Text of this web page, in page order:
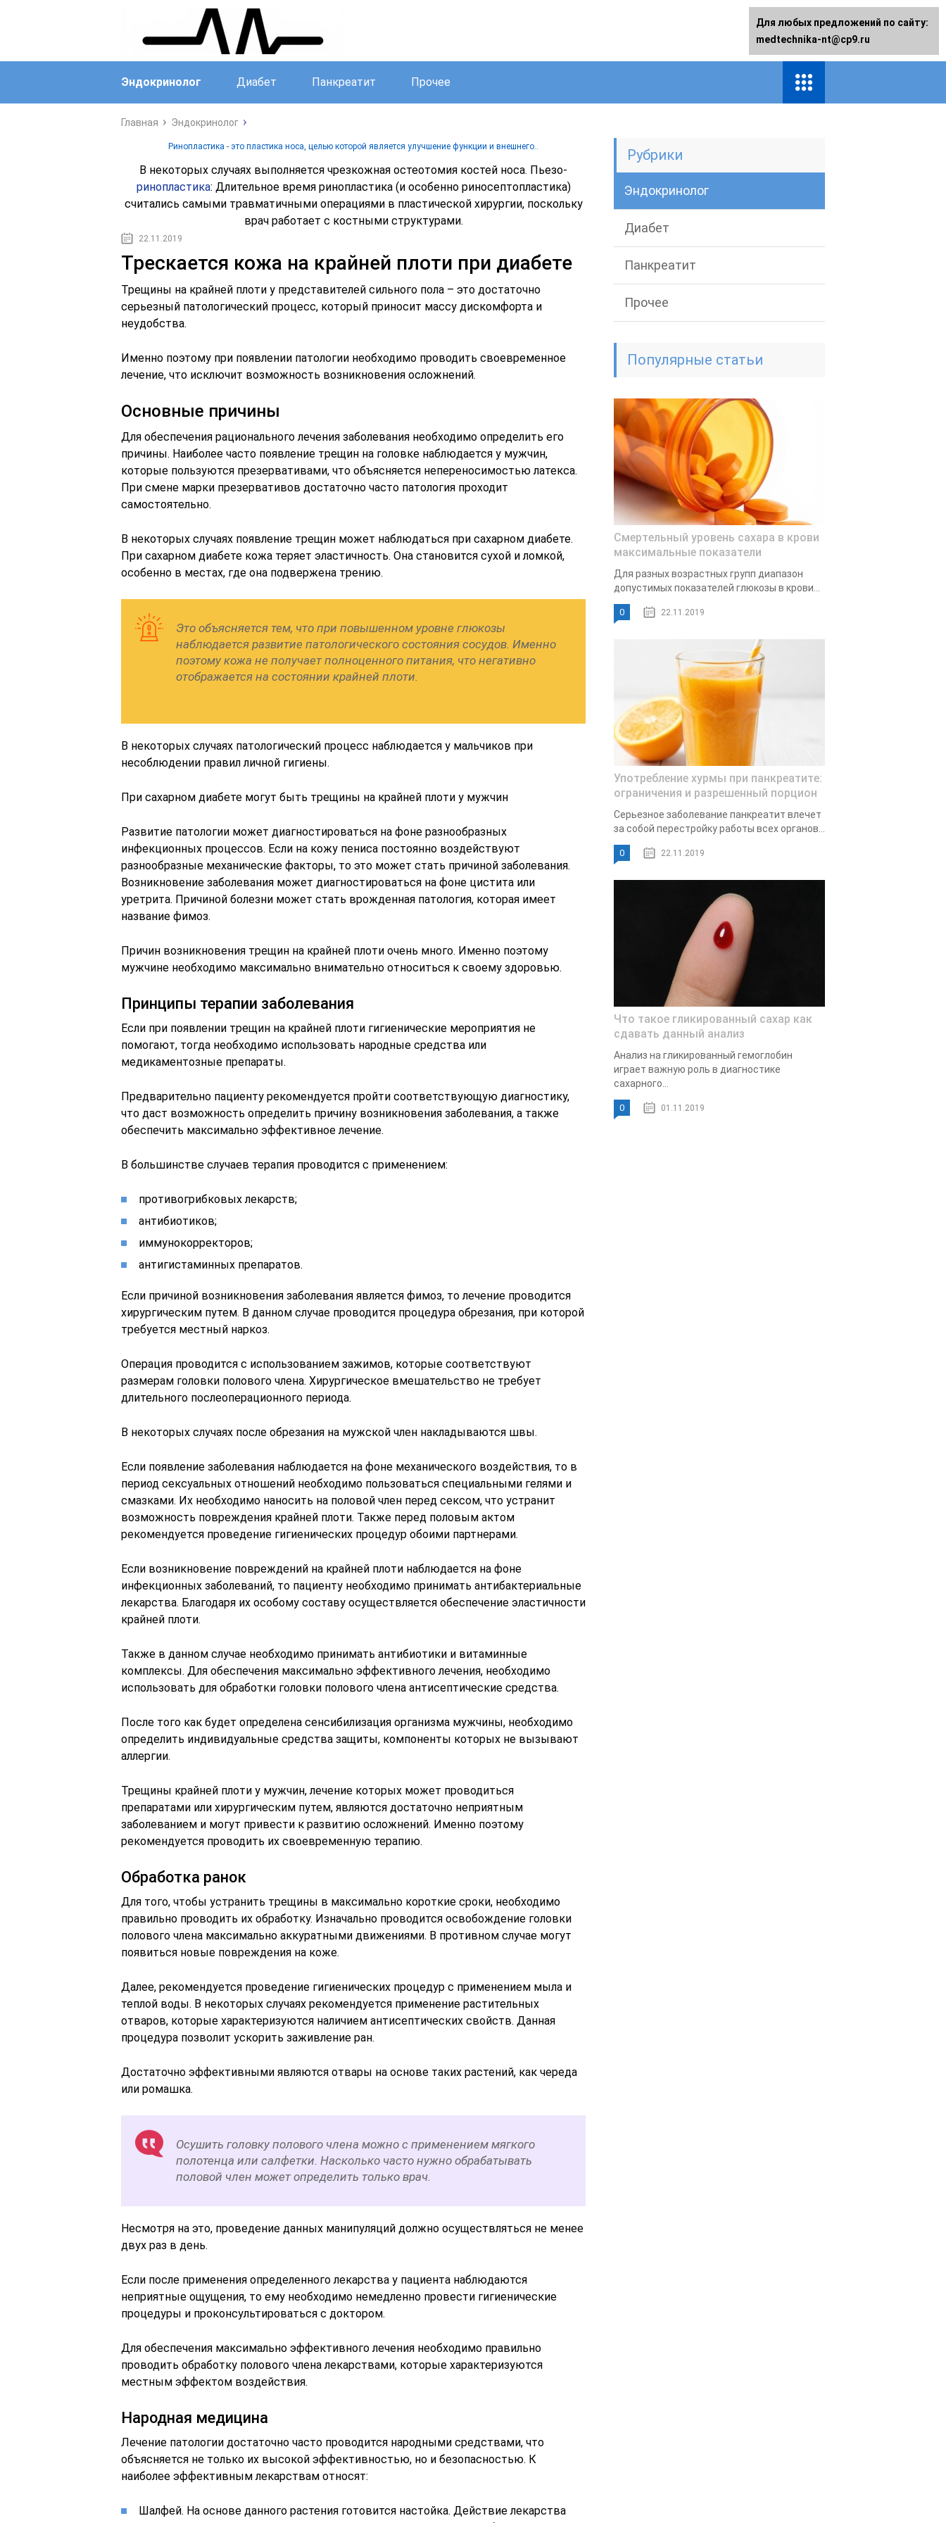
Эндокринолог Диабет Панкреатит Прочее
Главная Эндокринолог
Ринопластика - это пластика носа, целью которой является улучшение функции и внешнего..
В некоторых случаях выполняется чрезкожная остеотомия костей носа. Пьезо-
ринопластика: Длительное время ринопластика (и особенно риносептопластика)
считались самыми травматичными операциями в пластической хирургии, поскольку
врач работает с костными структурами.
22.11.2019
Трескается кожа на крайней плоти при диабете
Трещины на крайней плоти у представителей сильного пола – это достаточно
серьезный патологический процесс, который приносит массу дискомфорта и
неудобства.
Именно поэтому при появлении патологии необходимо проводить своевременное
лечение, что исключит возможность возникновения осложнений.
Основные причины
Для обеспечения рационального лечения заболевания необходимо определить его
причины. Наиболее часто появление трещин на головке наблюдается у мужчин,
которые пользуются презервативами, что объясняется непереносимостью латекса.
При смене марки презервативов достаточно часто патология проходит
самостоятельно.
В некоторых случаях появление трещин может наблюдаться при сахарном диабете.
При сахарном диабете кожа теряет эластичность. Она становится сухой и ломкой,
особенно в местах, где она подвержена трению.
Это объясняется тем, что при повышенном уровне глюкозы
наблюдается развитие патологического состояния сосудов. Именно
поэтому кожа не получает полноценного питания, что негативно
отображается на состоянии крайней плоти.
В некоторых случаях патологический процесс наблюдается у мальчиков при
несоблюдении правил личной гигиены.
При сахарном диабете могут быть трещины на крайней плоти у мужчин
Развитие патологии может диагностироваться на фоне разнообразных
инфекционных процессов. Если на кожу пениса постоянно воздействуют
разнообразные механические факторы, то это может стать причиной заболевания.
Возникновение заболевания может диагностироваться на фоне цистита или
уретрита. Причиной болезни может стать врожденная патология, которая имеет
название фимоз.
Причин возникновения трещин на крайней плоти очень много. Именно поэтому
мужчине необходимо максимально внимательно относиться к своему здоровью.
Принципы терапии заболевания
Если при появлении трещин на крайней плоти гигиенические мероприятия не
помогают, тогда необходимо использовать народные средства или
медикаментозные препараты.
Предварительно пациенту рекомендуется пройти соответствующую диагностику,
что даст возможность определить причину возникновения заболевания, а также
обеспечить максимально эффективное лечение.
В большинстве случаев терапия проводится с применением:
противогрибковых лекарств;
антибиотиков;
иммунокорректоров;
антигистаминных препаратов.
Если причиной возникновения заболевания является фимоз, то лечение проводится
хирургическим путем. В данном случае проводится процедура обрезания, при которой
требуется местный наркоз.
Операция проводится с использованием зажимов, которые соответствуют
размерам головки полового члена. Хирургическое вмешательство не требует
длительного послеоперационного периода.
В некоторых случаях после обрезания на мужской член накладываются швы.
Если появление заболевания наблюдается на фоне механического воздействия, то в
период сексуальных отношений необходимо пользоваться специальными гелями и
смазками. Их необходимо наносить на половой член перед сексом, что устранит
возможность повреждения крайней плоти. Также перед половым актом
рекомендуется проведение гигиенических процедур обоими партнерами.
Если возникновение повреждений на крайней плоти наблюдается на фоне
инфекционных заболеваний, то пациенту необходимо принимать антибактериальные
лекарства. Благодаря их особому составу осуществляется обеспечение эластичности
крайней плоти.
Также в данном случае необходимо принимать антибиотики и витаминные
комплексы. Для обеспечения максимально эффективного лечения, необходимо
использовать для обработки головки полового члена антисептические средства.
После того как будет определена сенсибилизация организма мужчины, необходимо
определить индивидуальные средства защиты, компоненты которых не вызывают
аллергии.
Трещины крайней плоти у мужчин, лечение которых может проводиться
препаратами или хирургическим путем, являются достаточно неприятным
заболеванием и могут привести к развитию осложнений. Именно поэтому
рекомендуется проводить их своевременную терапию.
Обработка ранок
Для того, чтобы устранить трещины в максимально короткие сроки, необходимо
правильно проводить их обработку. Изначально проводится освобождение головки
полового члена максимально аккуратными движениями. В противном случае могут
появиться новые повреждения на коже.
Далее, рекомендуется проведение гигиенических процедур с применением мыла и
теплой воды. В некоторых случаях рекомендуется применение растительных
отваров, которые характеризуются наличием антисептических свойств. Данная
процедура позволит ускорить заживление ран.
Достаточно эффективными являются отвары на основе таких растений, как череда
или ромашка.
Осушить головку полового члена можно с применением мягкого
полотенца или салфетки. Насколько часто нужно обрабатывать
половой член может определить только врач.
Несмотря на это, проведение данных манипуляций должно осуществляться не менее
двух раз в день.
Если после применения определенного лекарства у пациента наблюдаются
неприятные ощущения, то ему необходимо немедленно провести гигиенические
процедуры и проконсультироваться с доктором.
Для обеспечения максимально эффективного лечения необходимо правильно
проводить обработку полового члена лекарствами, которые характеризуются
местным эффектом воздействия.
Народная медицина
Лечение патологии достаточно часто проводится народными средствами, что
объясняется не только их высокой эффективностью, но и безопасностью. К
наиболее эффективным лекарствам относят:
Шалфей. На основе данного растения готовится настойка. Действие лекарства
Рубрики
Эндокринолог
Диабет
Панкреатит
Прочее
Популярные статьи
Смертельный уровень сахара в крови
максимальные показатели
Для разных возрастных групп диапазон
допустимых показателей глюкозы в крови...
0 22.11.2019
Употребление хурмы при панкреатите:
ограничения и разрешенный порцион
Серьезное заболевание панкреатит влечет
за собой перестройку работы всех органов...
0 22.11.2019
Что такое гликированный сахар как
сдавать данный анализ
Анализ на гликированный гемоглобин
играет важную роль в диагностике
сахарного...
0 01.11.2019
Для любых предложений по сайту:
medtechnika-nt@cp9.ru